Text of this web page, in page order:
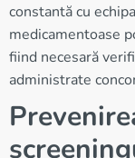
constantă cu
medicamentoase
fiind necesară
administrate